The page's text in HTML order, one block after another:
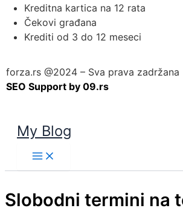
Kreditna kartica na 12 rata
Čekovi građana
Krediti od 3 do 12 meseci
forza.rs @2024 – Sva prava zadržana |
SEO Support by 09.rs